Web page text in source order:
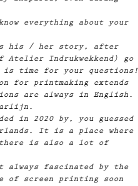
everything about your
his / her story, after
Atelier Indrukwekkend) go
time for your questions!
for printmaking extends
are always in English.
in 2020 by, you guessed
It is a place where
there is also a lot of
fascinated by the
of screen printing soon